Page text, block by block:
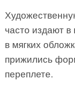
часто издают
в мягких
прижились
переплете.